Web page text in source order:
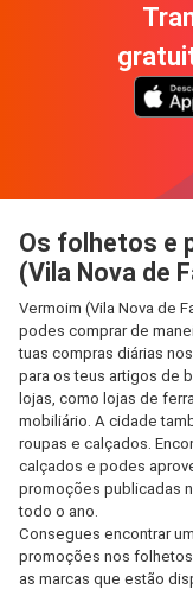
Os folhetos e
(Vila Nova de
Vermoim (Vila Nova de
podes comprar de
tuas compras diárias
para os teus artigos de
lojas, como lojas de
mobiliário. A cidade
roupas e calçados.
calçados e podes
promoções publicadas
todo o ano.
Consegues encontrar
promoções nos
as marcas que estão